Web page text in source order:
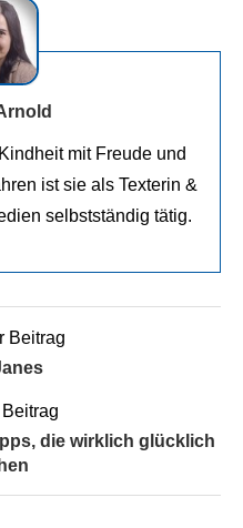
mit Freude und
ist sie als Texterin &
selbstständig tätig.
Beitrag
die wirklich glücklich